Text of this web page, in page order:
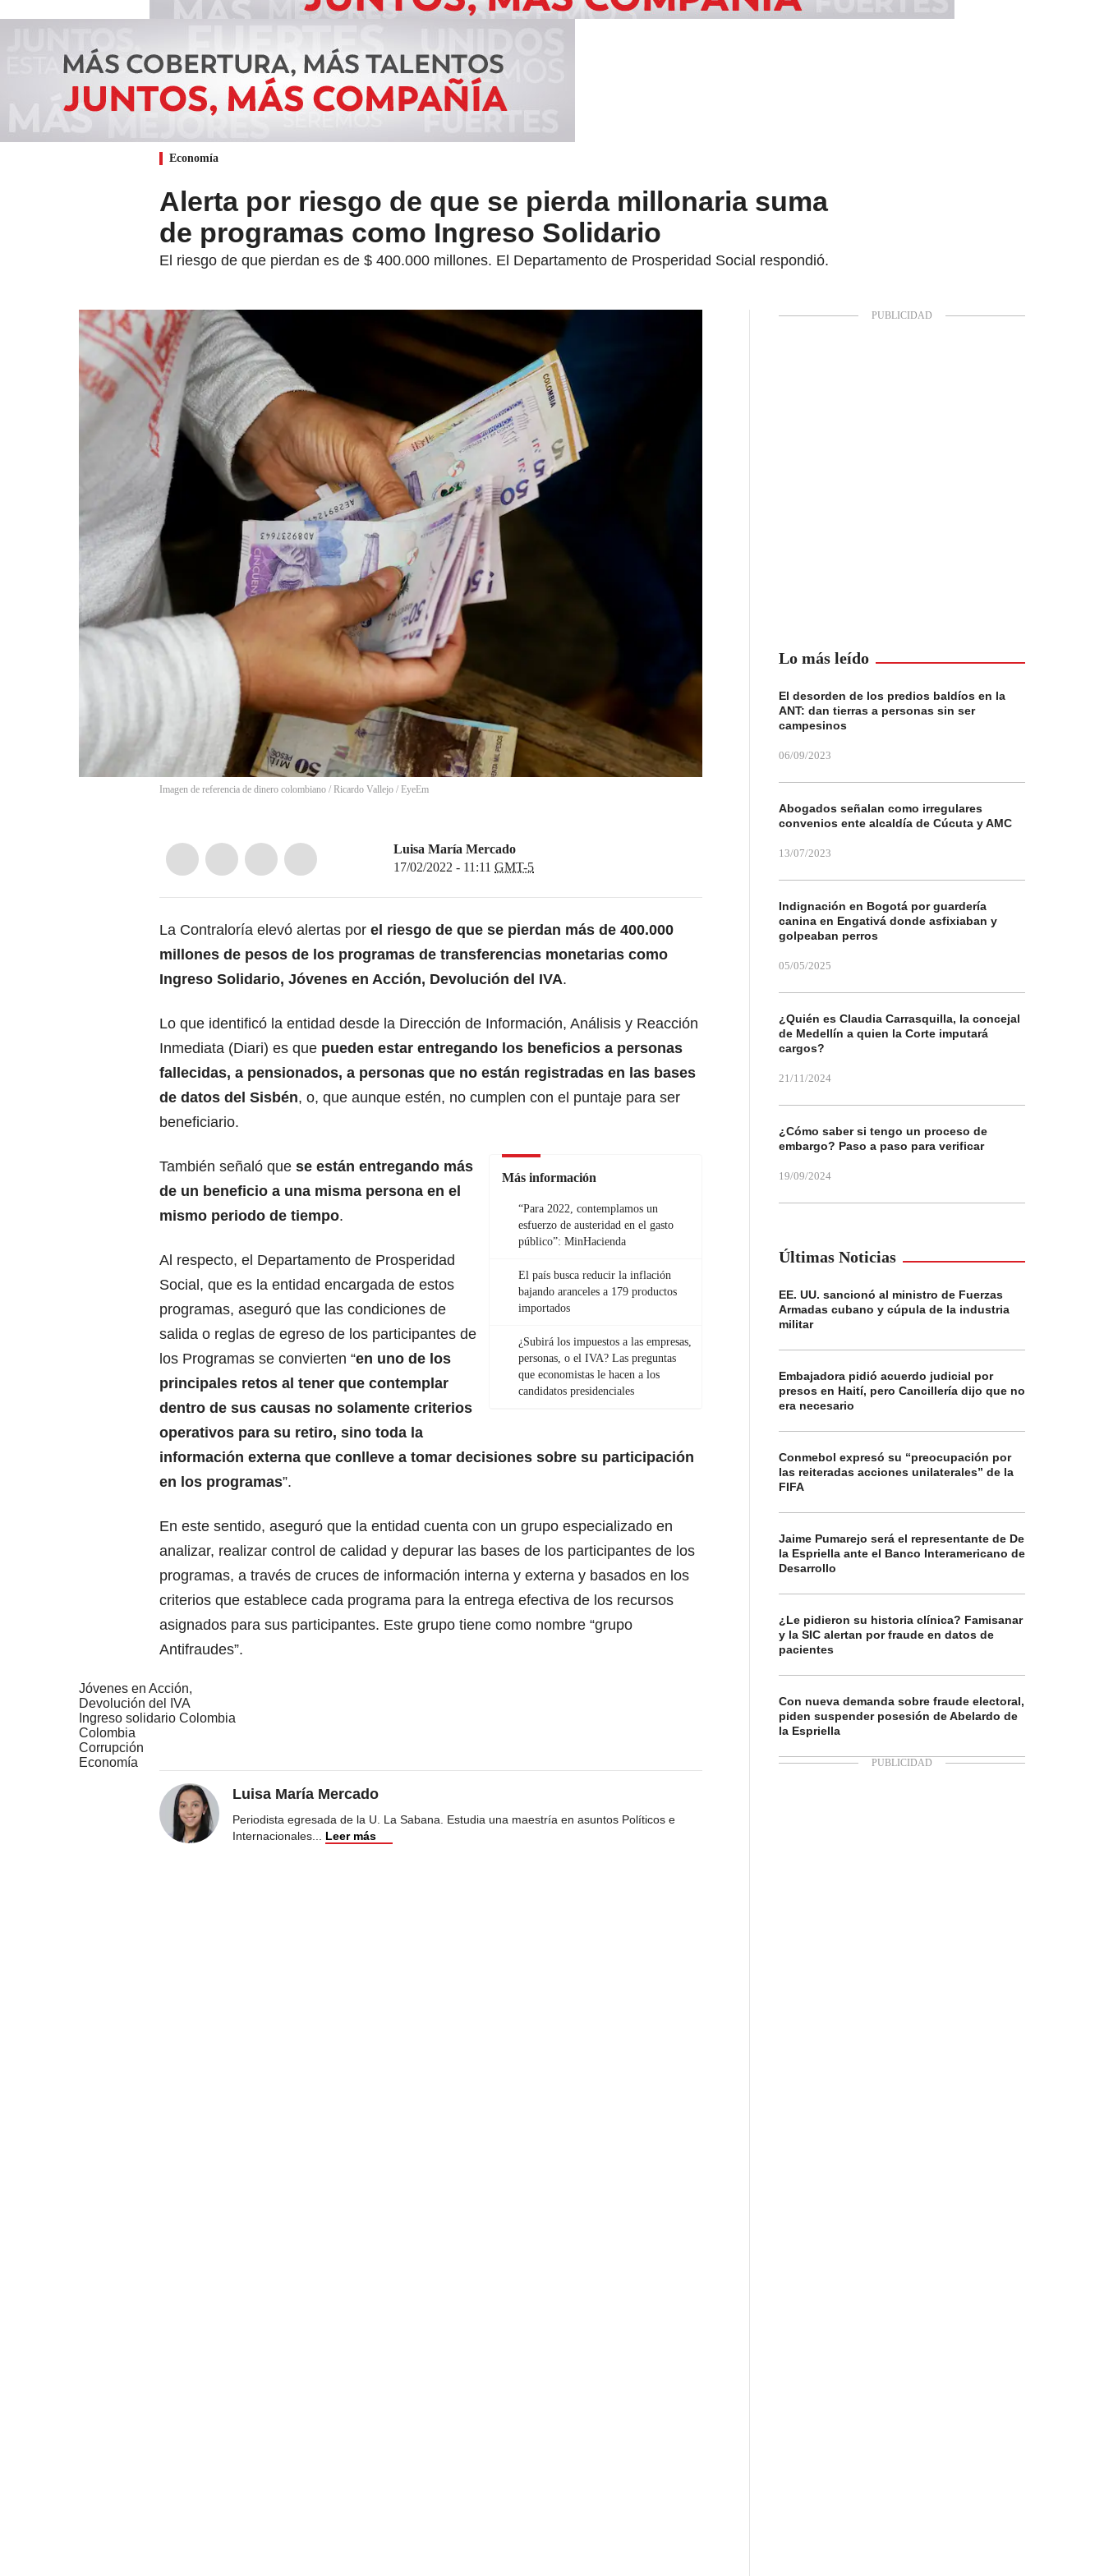
Economía
Alerta por riesgo de que se pierda millonaria suma
de programas como Ingreso Solidario
El riesgo de que pierdan es de $ 400.000 millones. El Departamento de Prosperidad Social respondió.
Imagen de referencia de dinero colombiano / Ricardo Vallejo / EyeEm
Luisa María Mercado
17/02/2022 - 11:11 GMT-5
La Contraloría elevó alertas por el riesgo de que se pierdan más de 400.000
millones de pesos de los programas de transferencias monetarias como
Ingreso Solidario, Jóvenes en Acción, Devolución del IVA.
Lo que identificó la entidad desde la Dirección de Información, Análisis y Reacción
Inmediata (Diari) es que pueden estar entregando los beneficios a personas
fallecidas, a pensionados, a personas que no están registradas en las bases
de datos del Sisbén, o, que aunque estén, no cumplen con el puntaje para ser
beneficiario.
Más información
“Para 2022, contemplamos un
esfuerzo de austeridad en el gasto
público”: MinHacienda
El país busca reducir la inflación
bajando aranceles a 179 productos
importados
¿Subirá los impuestos a las empresas,
personas, o el IVA? Las preguntas
que economistas le hacen a los
candidatos presidenciales
También señaló que se están entregando más
de un beneficio a una misma persona en el
mismo periodo de tiempo.
Al respecto, el Departamento de Prosperidad
Social, que es la entidad encargada de estos
programas, aseguró que las condiciones de
salida o reglas de egreso de los participantes de
los Programas se convierten “en uno de los
principales retos al tener que contemplar
dentro de sus causas no solamente criterios
operativos para su retiro, sino toda la
información externa que conlleve a tomar decisiones sobre su participación
en los programas”.
En este sentido, aseguró que la entidad cuenta con un grupo especializado en
analizar, realizar control de calidad y depurar las bases de los participantes de los
programas, a través de cruces de información interna y externa y basados en los
criterios que establece cada programa para la entrega efectiva de los recursos
asignados para sus participantes. Este grupo tiene como nombre “grupo
Antifraudes”.
Jóvenes en Acción,
Devolución del IVA
Ingreso solidario Colombia
Colombia
Corrupción
Economía
Luisa María Mercado
Periodista egresada de la U. La Sabana. Estudia una maestría en asuntos Políticos e
Internacionales... Leer más
Lo más leído
El desorden de los predios baldíos en la
ANT: dan tierras a personas sin ser
campesinos
06/09/2023
Abogados señalan como irregulares
convenios ente alcaldía de Cúcuta y AMC
13/07/2023
Indignación en Bogotá por guardería
canina en Engativá donde asfixiaban y
golpeaban perros
05/05/2025
¿Quién es Claudia Carrasquilla, la concejal
de Medellín a quien la Corte imputará
cargos?
21/11/2024
¿Cómo saber si tengo un proceso de
embargo? Paso a paso para verificar
19/09/2024
Últimas Noticias
EE. UU. sancionó al ministro de Fuerzas
Armadas cubano y cúpula de la industria
militar
Embajadora pidió acuerdo judicial por
presos en Haití, pero Cancillería dijo que no
era necesario
Conmebol expresó su “preocupación por
las reiteradas acciones unilaterales” de la
FIFA
Jaime Pumarejo será el representante de De
la Espriella ante el Banco Interamericano de
Desarrollo
¿Le pidieron su historia clínica? Famisanar
y la SIC alertan por fraude en datos de
pacientes
Con nueva demanda sobre fraude electoral,
piden suspender posesión de Abelardo de
la Espriella